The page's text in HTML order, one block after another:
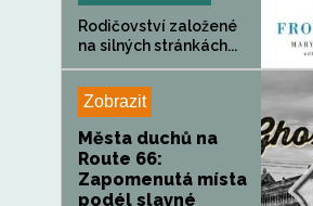
Rodičovství založené
na silných stránkách...
Zobrazit
Města duchů na
Route 66:
Zapomenutá místa
podél slavné